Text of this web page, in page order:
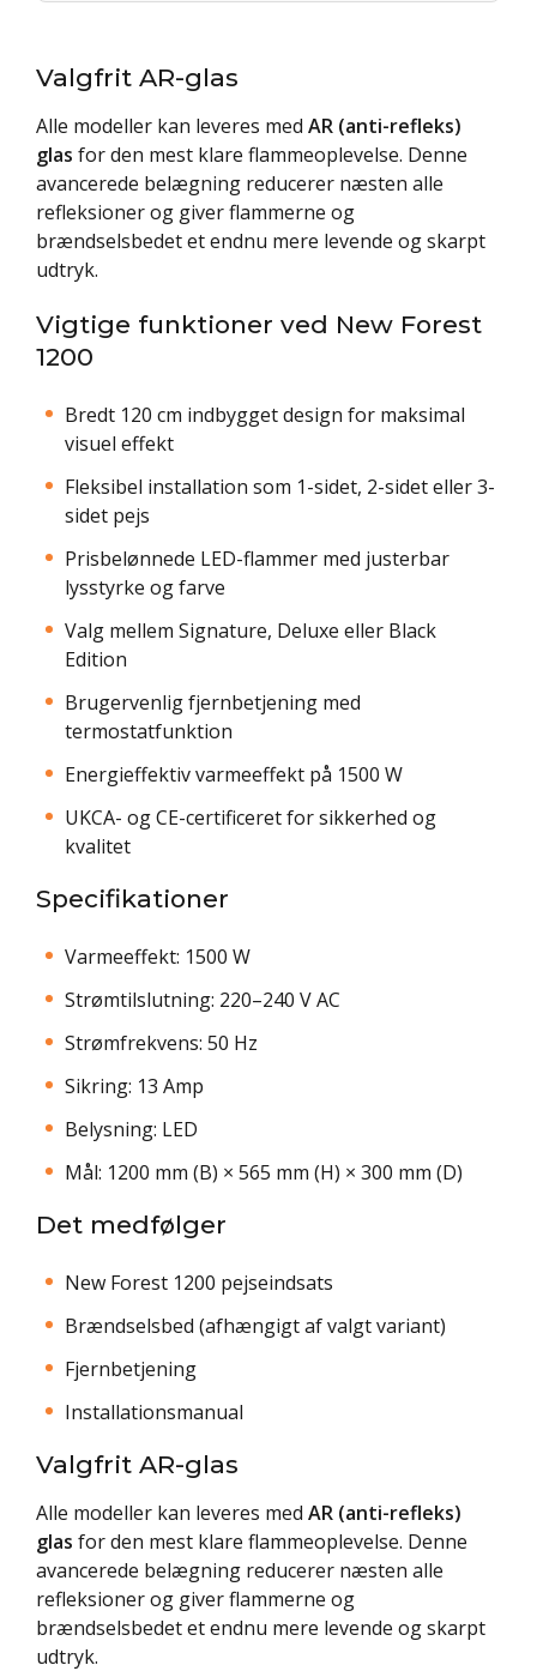
Valgfrit AR-glas
Alle modeller kan leveres med AR (anti-refleks)
glas for den mest klare flammeoplevelse. Denne
avancerede belægning reducerer næsten alle
refleksioner og giver flammerne og
brændselsbedet et endnu mere levende og skarpt
udtryk.
Vigtige funktioner ved New Forest
1200
Bredt 120 cm indbygget design for maksimal
visuel effekt
Fleksibel installation som 1-sidet, 2-sidet eller 3-
sidet pejs
Prisbelønnede LED-flammer med justerbar
lysstyrke og farve
Valg mellem Signature, Deluxe eller Black
Edition
Brugervenlig fjernbetjening med
termostatfunktion
Energieffektiv varmeeffekt på 1500 W
UKCA- og CE-certificeret for sikkerhed og
kvalitet
Specifikationer
Varmeeffekt: 1500 W
Strømtilslutning: 220–240 V AC
Strømfrekvens: 50 Hz
Sikring: 13 Amp
Belysning: LED
Mål: 1200 mm (B) × 565 mm (H) × 300 mm (D)
Det medfølger
New Forest 1200 pejseindsats
Brændselsbed (afhængigt af valgt variant)
Fjernbetjening
Installationsmanual
Valgfrit AR-glas
Alle modeller kan leveres med AR (anti-refleks)
glas for den mest klare flammeoplevelse. Denne
avancerede belægning reducerer næsten alle
refleksioner og giver flammerne og
brændselsbedet et endnu mere levende og skarpt
udtryk.